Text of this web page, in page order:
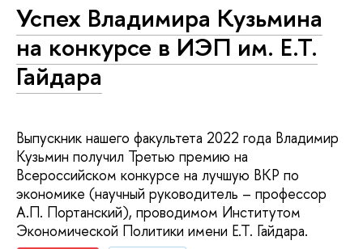
Успех Владимира Кузьмина
на конкурсе в ИЭП им. Е.Т.
Гайдара
Выпускник нашего факультета 2022 года Владимир
Кузьмин получил Третью премию на
Всероссийском конкурсе на лучшую ВКР по
экономике (научный руководитель – профессор
А.П. Портанский), проводимом Институтом
Экономической Политики имени Е.Т. Гайдара.